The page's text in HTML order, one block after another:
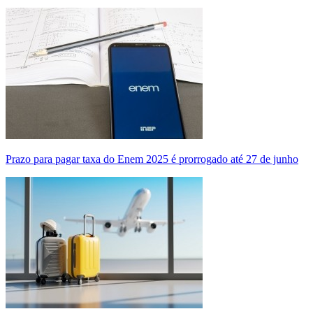
Prazo para pagar taxa do Enem 2025 é prorrogado até 27 de junho